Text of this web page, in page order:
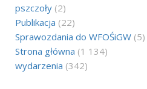
pszczoły (2)
Publikacja (22)
Sprawozdania do WFOŚiGW (5)
Strona główna (1 134)
wydarzenia (342)